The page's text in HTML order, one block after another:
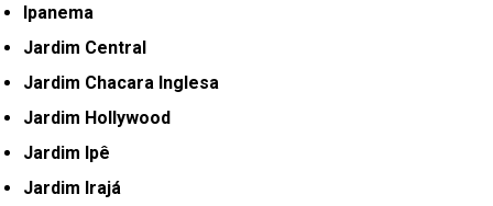
Ipanema
Jardim Central
Jardim Chacara Inglesa
Jardim Hollywood
Jardim Ipê
Jardim Irajá